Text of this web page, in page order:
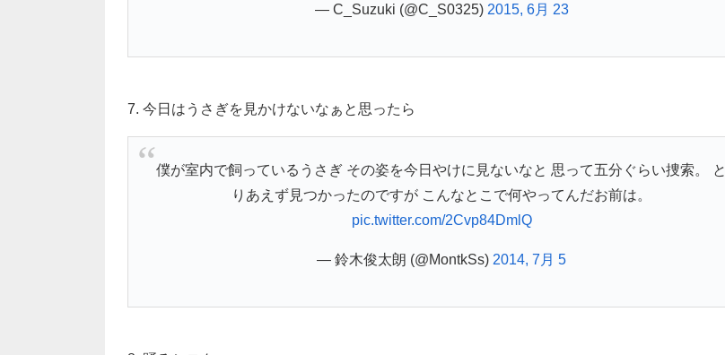
— C_Suzuki (@C_S0325) 2015, 6月 23
7. 今日はうさぎを見かけないなぁと思ったら
僕が室内で飼っているうさぎ その姿を今日やけに見ないなと 思って五分ぐらい捜索。 と
りあえず見つかったのですが こんなとこで何やってんだお前は。
pic.twitter.com/2Cvp84DmlQ
— 鈴木俊太朗 (@MontkSs) 2014, 7月 5